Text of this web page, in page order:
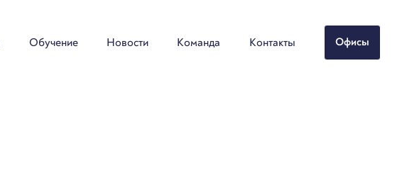
Обучение Новости Команда Контакты Офисы